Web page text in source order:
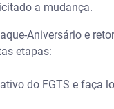
a mudança.
Aniversário e
etapas:
do FGTS e faça